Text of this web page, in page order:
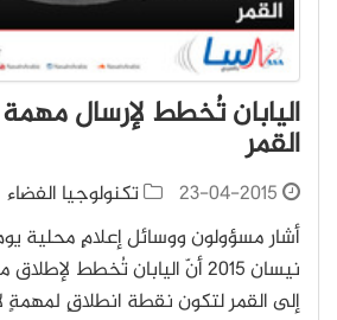
اليابان تُخطط لإرسال
القمر
23-04-2015
تكنولوجيا الفضاء
نيسان 2015 أنّ اليابان تُخطط
إلى القمر لتكون نقطة انطلاقٍ لمهمةٍ